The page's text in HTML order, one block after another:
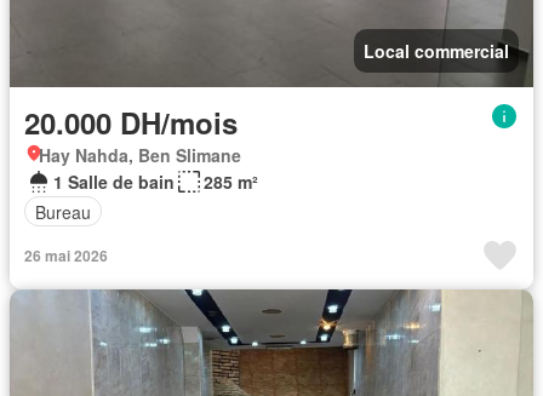
Local commercial
20.000 DH/mois
Hay Nahda, Ben Slimane
1 Salle de bain
285 m²
Bureau
26 mai 2026